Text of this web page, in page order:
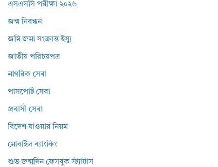
এসএসসি পরীক্ষা ২০২৬
জন্ম নিবন্ধন
জমি জমা সংক্রান্ত ইস্যু
জাতীয় পরিচয়পত্র
নাগরিক সেবা
পাসপোর্ট সেবা
প্রবাসী সেবা
বিদেশ যাওয়ার নিয়ম
মোবাইল ব্যাংকিং
শুভ জন্মদিন ফেসবুক স্ট্যাটাস